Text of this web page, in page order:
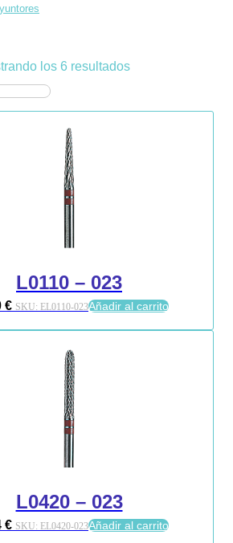
los 6 resultados
L0110 – 023
€ SKU: EL0110-023Añadir al carrito
L0420 – 023
€ SKU: EL0420-023Añadir al carrito